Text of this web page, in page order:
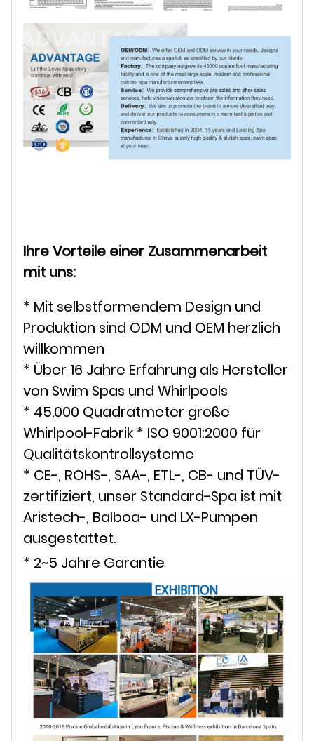
Ihre Vorteile einer Zusammenarbeit
mit uns:
* Mit selbstformendem Design und
Produktion sind ODM und OEM herzlich
willkommen
* Über 16 Jahre Erfahrung als Hersteller
von Swim Spas und Whirlpools
* 45.000 Quadratmeter große
Whirlpool-Fabrik * ISO 9001:2000 für
Qualitätskontrollsysteme
* CE-, ROHS-, SAA-, ETL-, CB- und TÜV-
zertifiziert, unser Standard-Spa ist mit
Aristech-, Balboa- und LX-Pumpen
ausgestattet.
* 2~5 Jahre Garantie